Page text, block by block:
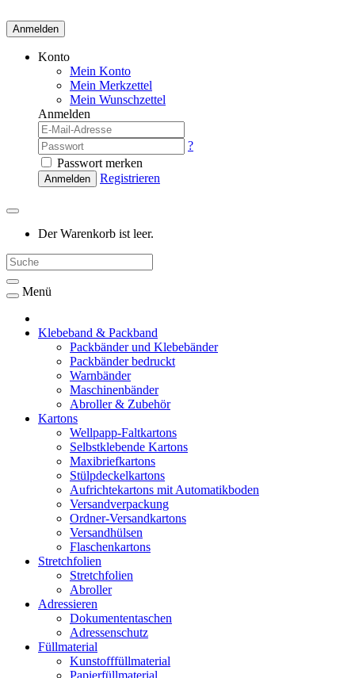
Anmelden
Konto
Mein Konto
Mein Merkzettel
Mein Wunschzettel
Anmelden
?
Passwort merken
Anmelden Registrieren
Der Warenkorb ist leer.
Menü
Klebeband & Packband
Packbänder und Klebebänder
Packbänder bedruckt
Warnbänder
Maschinenbänder
Abroller & Zubehör
Kartons
Wellpapp-Faltkartons
Selbstklebende Kartons
Maxibriefkartons
Stülpdeckelkartons
Aufrichtekartons mit Automatikboden
Versandverpackung
Ordner-Versandkartons
Versandhülsen
Flaschenkartons
Stretchfolien
Stretchfolien
Abroller
Adressieren
Dokumententaschen
Adressenschutz
Füllmaterial
Kunstofffüllmaterial
Papierfüllmaterial